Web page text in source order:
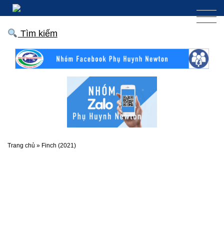
Tìm kiếm
Trang chủ » Finch (2021)